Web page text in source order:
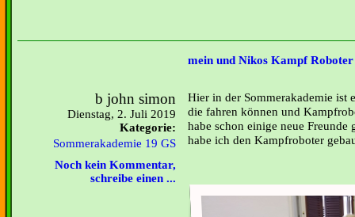
mein und Nikos Kampf Roboter
b john simon
Dienstag, 2. Juli 2019
Kategorie:
Sommerakademie 19 GS
Noch kein Kommentar,
schreibe einen ...
Hier in der Sommerakademie ist
die fahren können und
habe schon einige neue
habe ich den Kampfroboter